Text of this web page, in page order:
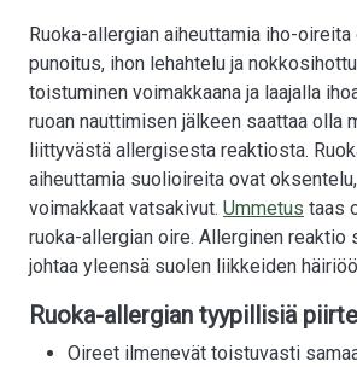
Ruoka-allergian aiheuttamia iho-oireita
punoitus, ihon lehahtelu ja
toistuminen voimakkaana ja laajalla
ruoan nauttimisen jälkeen saattaa olla
liittyvästä allergisesta reaktiosta.
aiheuttamia suolioireita ovat
voimakkaat vatsakivut. Ummetus taas
ruoka-allergian oire. Allerginen reaktio
johtaa yleensä suolen liikkeiden
Ruoka-allergian tyypillisiä
Oireet ilmenevät toistuvasti